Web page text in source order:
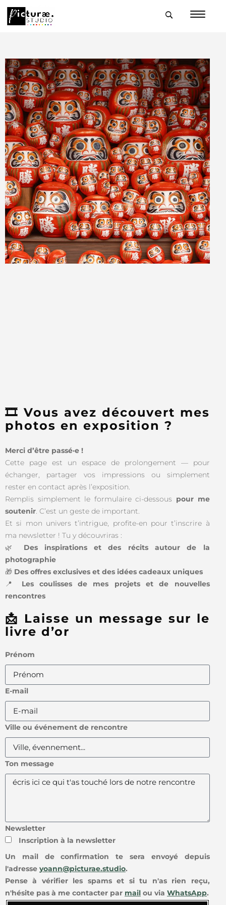
🎞️ Vous avez découvert mes
photos en exposition ?
Merci d’être passé·e !
Cette page est un espace de prolongement — pour
échanger, partager vos impressions ou simplement
rester en contact après l’exposition.
Remplis simplement le formulaire ci-dessous pour me
soutenir . C’est un geste de important.
Et si mon univers t’intrigue, profite-en pour t’inscrire à
ma newsletter ! Tu y découvriras :
🌿 Des inspirations et des récits autour de la
photographie
🎁 Des offres exclusives et des idées cadeaux uniques
📍 Les coulisses de mes projets et de nouvelles
rencontres
📩 Laisse un message sur le
livre d’or
Prénom
E-mail
Ville ou événement de rencontre
Ton message
Newsletter
Inscription à la newsletter
Un mail de confirmation te sera envoyé depuis
l'adresse yoann@picturae.studio.
Pense à vérifier les spams et si tu n'as rien reçu,
n'hésite pas à me contacter par mail ou via WhatsApp.